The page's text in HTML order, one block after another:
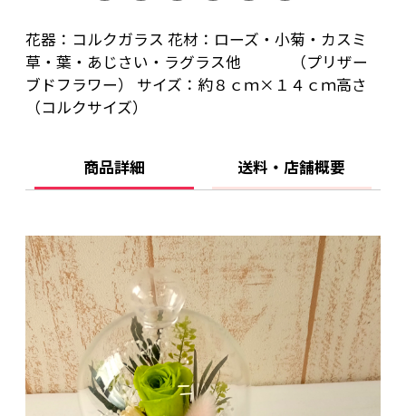
花器：コルクガラス 花材：ローズ・小菊・カスミ
草・葉・あじさい・ラグラス他 （プリザー
ブドフラワー） サイズ：約８ｃｍ×１４ｃｍ高さ
（コルクサイズ）
商品詳細 送料・店舗概要